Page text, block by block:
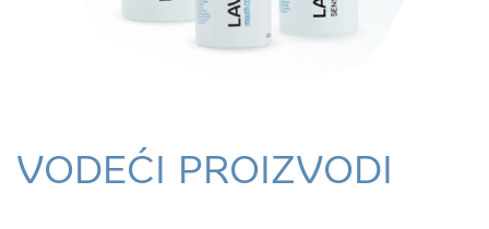
VODEĆI PROIZVODI